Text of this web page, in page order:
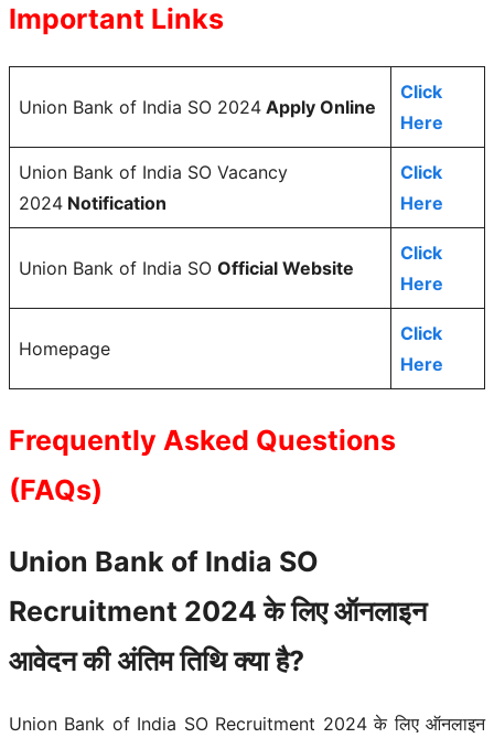
Important Links
Union Bank of India SO 2024 Apply Online
Click
Here
Union Bank of India SO Vacancy
2024 Notification
Click
Here
Union Bank of India SO Official Website
Click
Here
Homepage
Click
Here
Frequently Asked Questions
(FAQs)
Union Bank of India SO
Recruitment 2024 के लिए ऑनलाइन
आवेदन की अंतिम तिथि क्या है?
Union Bank of India SO Recruitment 2024 के लिए ऑनलाइन